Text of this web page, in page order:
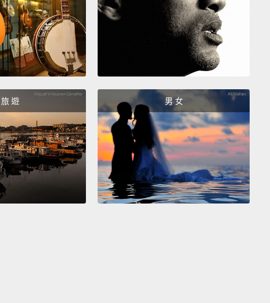
debts.
因此，債務不壞!但是，你無法償還的債務是非常糟糕的。華麗
外表國家能夠便宜地借到錢的把戲一直是因為整體市場認為那
些華麗外表國家基本上保證會還錢。而當我說到整體市場認
為，我的意思是整體市場認為，直到兩個月前，當他們意識到
希臘，一個有著強勢貨幣的華麗外表國家，也許不能償付其債
What's interesting is that Greece is probably technically in
a better economic position than America was back in
1945. But for a variety of reasons, some of the very
legitimate,
the markets has cited that Greece won't be able
which in turn has led to new debt
旅 遊 男 女